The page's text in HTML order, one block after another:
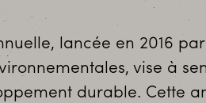
lancée en 2016
vise à
durable. Cette